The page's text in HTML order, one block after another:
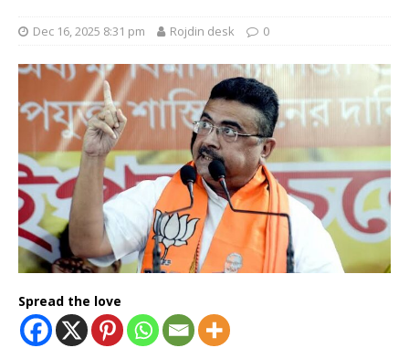
Dec 16, 2025 8:31 pm Rojdin desk 0
Spread the love